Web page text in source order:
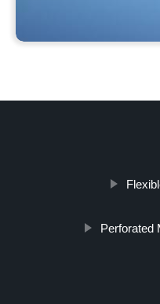
Perforated